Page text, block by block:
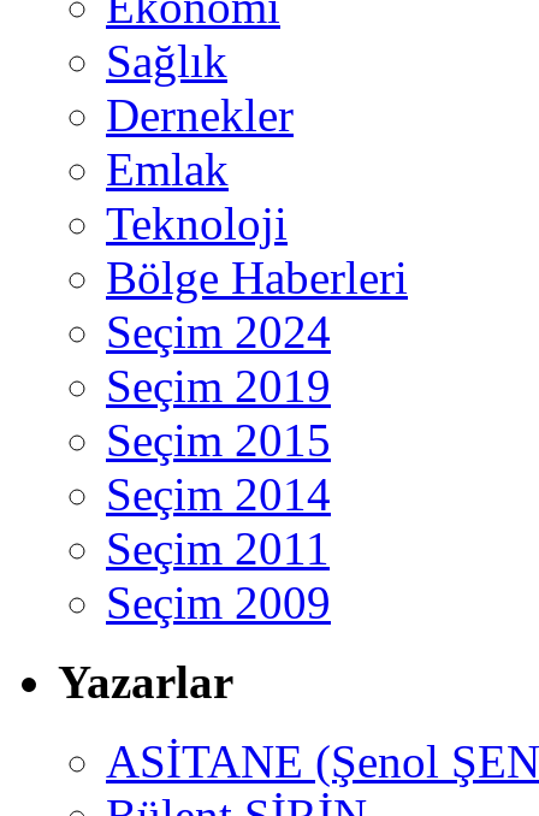
Sağlık
Dernekler
Emlak
Teknoloji
Bölge Haberleri
Seçim 2024
Seçim 2019
Seçim 2015
Seçim 2014
Seçim 2011
Seçim 2009
Yazarlar
ASİTANE (Şenol